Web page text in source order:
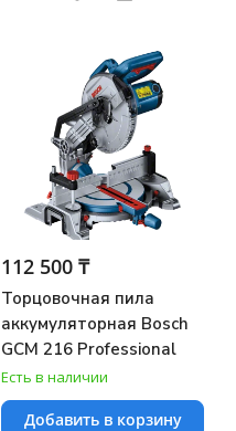
112 500 ₸
Торцовочная пила
аккумуляторная Bosch
GCM 216 Professional
Есть в наличии
Добавить в корзину